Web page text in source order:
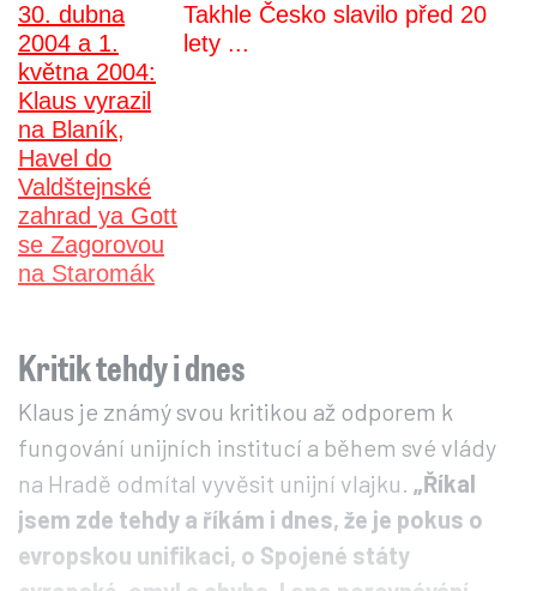
Takhle Česko slavilo před 20
lety ...
Kritik tehdy i dnes
Klaus je známý svou kritikou až odporem k
fungování unijních institucí a během své vlády
na Hradě odmítal vyvěsit unijní vlajku. „Říkal
jsem zde tehdy a říkám i dnes, že je pokus o
evropskou unifikaci, o Spojené státy